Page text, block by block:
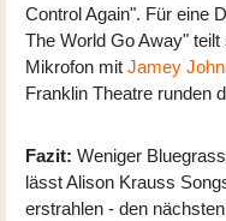
Control Again". Für eine
The World Go Away"
Mikrofon mit Jamey
Franklin Theatre runden
Fazit: Weniger
lässt Alison Krauss
erstrahlen - den